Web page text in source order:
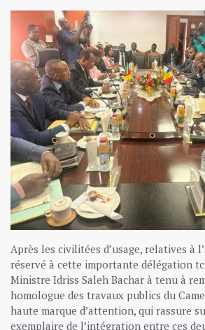
Après les civilitées d’usage, relatives à
réservé à cette importante délégation
Ministre Idriss Saleh Bachar à tenu à
homologue des travaux publics du
haute marque d’attention, qui rassure
exemplaire de l’intégration entre ces